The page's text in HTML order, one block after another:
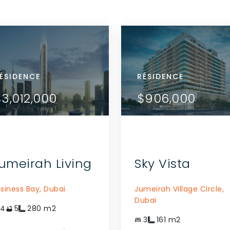
RÉSIDENCE
$590,000
RÉSIDENCE
$3,012,000
Living
Bay, Dubai
4
5 280 m2
VOIR LES DÉTAILS
COMMUNIQUEZ AVEC
L'AGENT
RÉSIDENCE
$906,000
Sky Vista
Jumeirah Village Circle,
Dubai
3
161 m2
VOIR LES DÉTAILS
COMMUNIQUEZ AVEC
L'AGENT